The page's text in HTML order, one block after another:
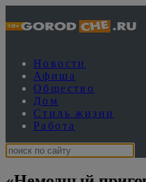
Новости
Афиша
Общество
Дом
Стиль жизни
Работа